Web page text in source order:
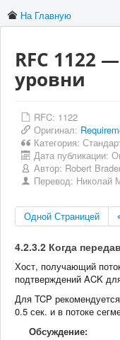
На Главную
RFC 1122
уровни
RFC: 1122
Оригинал:
Категория:
Дата публикации:
Автор: Robert
Перевод: Николай
Одной Страницей
4.2.3.2 Когда
Хост, получающий
подтверждений ACK
Для TCP
0.5 сек. и в потоке
Обсуждение: